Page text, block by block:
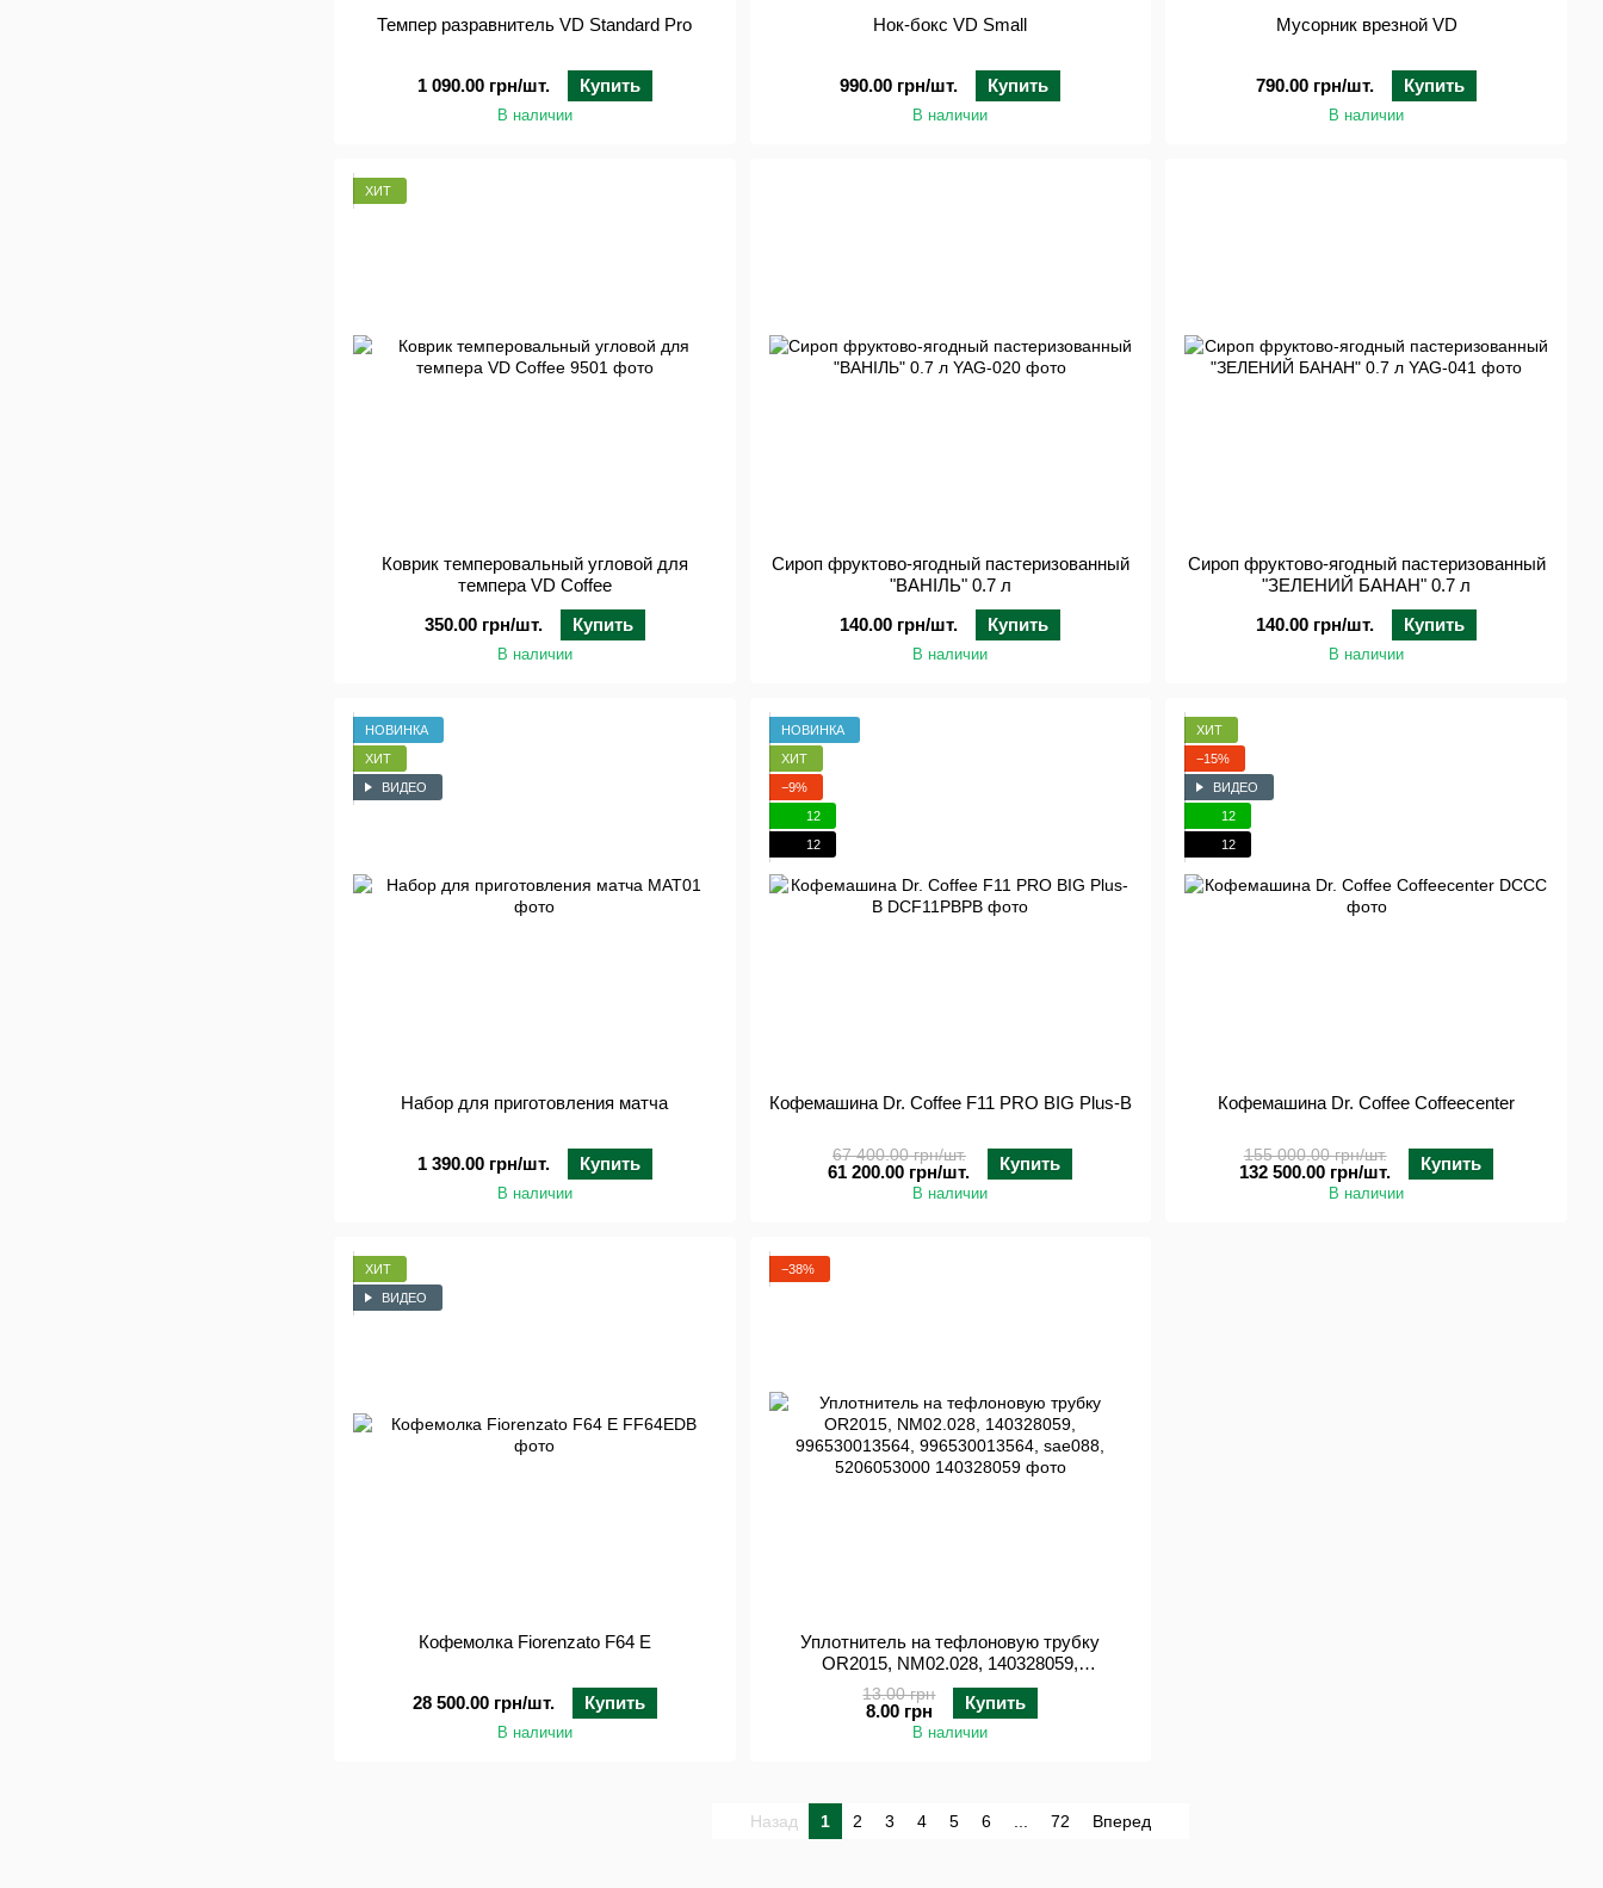
Темпер разравнитель VD Standard Pro
1 090.00 грн/шт. Купить
В наличии
Нок-бокс VD Small
990.00 грн/шт. Купить
В наличии
Мусорник врезной VD
790.00 грн/шт. Купить
В наличии
ХИТ
Коврик темперовальный угловой для
темпера VD Coffee
350.00 грн/шт.
Купить
В наличии
Сироп фруктово-ягодный пастеризованный
"ВАНІЛЬ" 0.7 л
140.00 грн/шт.
Купить
В наличии
Сироп фруктово-ягодный пастеризованный
"ЗЕЛЕНИЙ БАНАН" 0.7 л
140.00 грн/шт.
Купить
В наличии
НОВИНКА
ХИТ
ВИДЕО
Набор для приготовления матча
1 390.00 грн/шт. Купить
В наличии
НОВИНКА
ХИТ
−9%
12
12
Кофемашина Dr. Coffee F11 PRO BIG Plus-B
67 400.00 грн/шт.
61 200.00 грн/шт. Купить
В наличии
ХИТ
−15%
ВИДЕО
12
12
Кофемашина Dr. Coffee Coffeecenter
155 000.00 грн/шт.
132 500.00 грн/шт. Купить
В наличии
ХИТ
ВИДЕО
Кофемолка Fiorenzato F64 E
28 500.00 грн/шт. Купить
В наличии
−38%
Уплотнитель на тефлоновую трубку
OR2015, NM02.028, 140328059,
996530013564, 996530013564, sae088,
5206053000
13.00 грн
8.00 грн Купить
В наличии
Назад 1 2 3 4 5 6 72 Вперед